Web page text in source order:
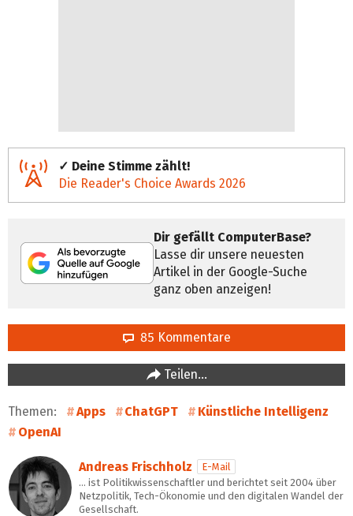
✓ Deine Stimme zählt!
Die Reader's Choice Awards 2026
Dir gefällt ComputerBase?
Lasse dir unsere neuesten
Artikel in der Google-Suche
ganz oben anzeigen!
85 Kommentare
Teilen…
Themen: Apps ChatGPT
Künstliche Intelligenz
OpenAI
Andreas Frischholz
E-Mail
… ist Politikwissenschaftler und berichtet seit 2004 über
Netzpolitik, Tech-Ökonomie und den digitalen Wandel der
Gesellschaft.